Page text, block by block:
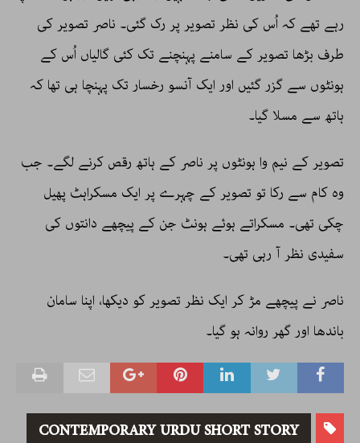
رہے تھے کہ اُس کی نظر تصویر پر رک گئی۔ ناصر تصویر کی
طرف بڑھا تصویر کے سامنے پہنچنے تک کئی گالیاں اُس کے
ہونٹوں سے گزر گئیں اور ایک آنسو رخسار تک پہنچا ہی تھا کہ
ہاتھ سے مسلا گیا۔
تصویر کے نیم وا ہونٹوں پر ناصر کے ہاتھ رقص کرنے لگے۔ جب
وہ کام سے رکا تو تصویر کے چہرے پر ایک مسکراہٹ پھیل
چکی تھی۔ مسکراتے ہوئے ہونٹ جن کے پیچھے دانتوں کی
سفیدی نظر آ رہی تھی۔
ناصر نے پیچھے مڑ کر ایک نظر تصویر کو دیکھا، اپنا سامان
باندھا اور گھر روانہ ہو گیا۔
CONTEMPORARY URDU SHORT STORY